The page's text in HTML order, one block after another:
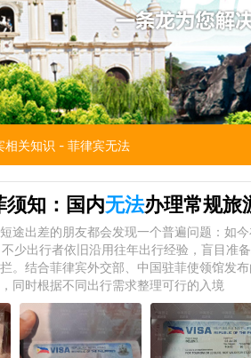
相关知识 - 菲律宾无法
须知：国内无法办理常规旅
途出差的朋友都会发现一个普遍问题：如
少出行者依旧沿用往年出行经验，盲目准
。结合菲律宾外交部、中国驻菲使领馆发
同时根据不同出行需求整理可行的入境